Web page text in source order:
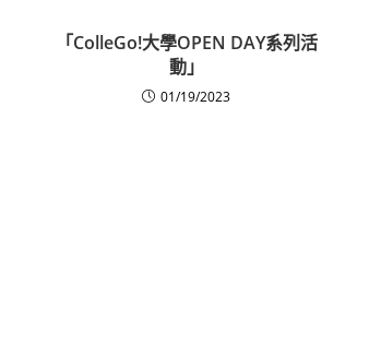
「ColleGo!大學OPEN DAY系列活
動」
01/19/2023